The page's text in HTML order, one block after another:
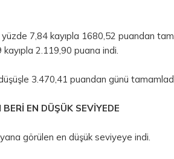
7,84 kayıpla 1680,52 puandan
2.119,90 puana indi.
3.470,41 puandan günü
EN DÜŞÜK SEVİYEDE
görülen en düşük seviyeye indi.